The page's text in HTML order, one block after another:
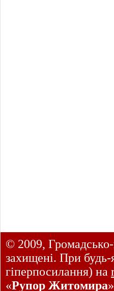
© 2009,
захищені. При будь-
гіперпосилання) на
«Рупор Житомира